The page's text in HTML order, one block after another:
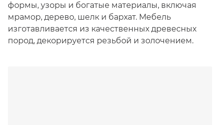
формы, узоры и богатые материалы, включая
мрамор, дерево, шелк и бархат. Мебель
изготавливается из качественных древесных
пород, декорируется резьбой и золочением.